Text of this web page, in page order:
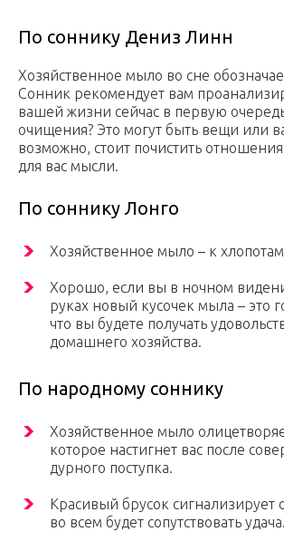
По соннику Дениз Линн
Хозяйственное мыло во сне
Сонник рекомендует вам
вашей жизни сейчас в первую
очищения? Это могут быть вещи или
возможно, стоит почистить
для вас мысли.
По соннику Лонго
Хозяйственное мыло – к хлопотам
Хорошо, если вы в ночном
руках новый кусочек мыла – это
что вы будете получать
домашнего хозяйства.
По народному соннику
Хозяйственное мыло
которое настигнет вас после
дурного поступка.
Красивый брусок сигнализирует
во всем будет сопутствовать удача.